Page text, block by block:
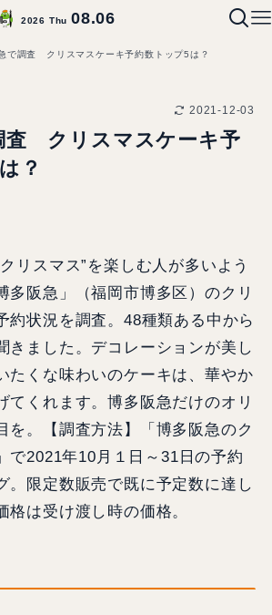
2026 Thu08.06
で調査 クリスマスケーキ予約数トップ5は？
2021-12-03
査 クリスマスケーキ予
？
リスマス”を楽しむ人が多いよう
多阪急」（福岡市博多区）のクリ
約状況を調査。48種類ある中から
きました。デコレーションが美し
たくな味わいのケーキは、華やか
てくれます。博多阪急だけのオリ
を。【調査方法】「博多阪急のク
で2021年10月１日～31日の予約
。限定数販売で既に予定数に達し
格は受け渡し時の価格。